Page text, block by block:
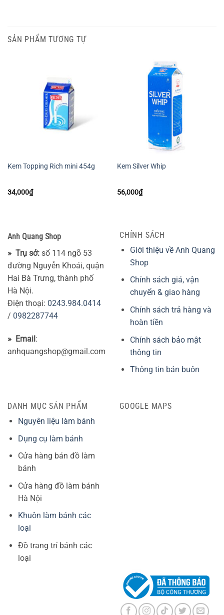
SẢN PHẨM TƯƠNG TỰ
Kem Topping Rich mini 454g
34,000₫
Kem Silver Whip
56,000₫
Anh Quang Shop
» Trụ sở: số 114 ngõ 53
đường Nguyễn Khoái, quận
Hai Bà Trưng, thành phố
Hà Nội.
Điện thoại: 0243.984.0414
/ 0982287744
» Email:
anhquangshop@gmail.com
CHÍNH SÁCH
Giới thiệu về Anh Quang
Shop
Chính sách giá, vận
chuyển & giao hàng
Chính sách trả hàng và
hoàn tiền
Chính sách bảo mật
thông tin
Thông tin bán buôn
DANH MỤC SẢN PHẨM
Nguyên liệu làm bánh
Dụng cụ làm bánh
Cửa hàng bán đồ làm
bánh
Cửa hàng đồ làm bánh
Hà Nội
Khuôn làm bánh các
loại
Đồ trang trí bánh các
loại
GOOGLE MAPS